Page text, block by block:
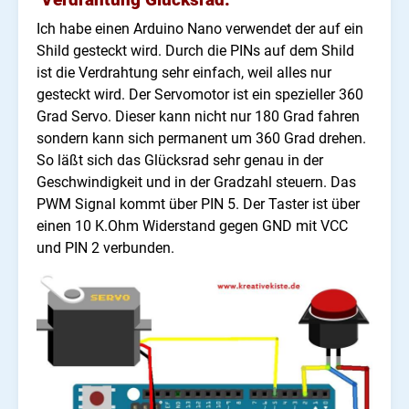
Ich habe einen Arduino Nano verwendet der auf ein
Shild gesteckt wird. Durch die PINs auf dem Shild
ist die Verdrahtung sehr einfach, weil alles nur
gesteckt wird. Der Servomotor ist ein spezieller 360
Grad Servo. Dieser kann nicht nur 180 Grad fahren
sondern kann sich permanent um 360 Grad drehen.
So läßt sich das Glücksrad sehr genau in der
Geschwindigkeit und in der Gradzahl steuern. Das
PWM Signal kommt über PIN 5. Der Taster ist über
einen 10 K.Ohm Widerstand gegen GND mit VCC
und PIN 2 verbunden.